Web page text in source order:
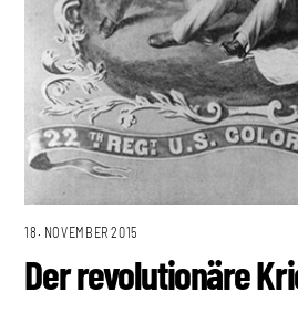
18. NOVEMBER 2015
Der revolutionäre